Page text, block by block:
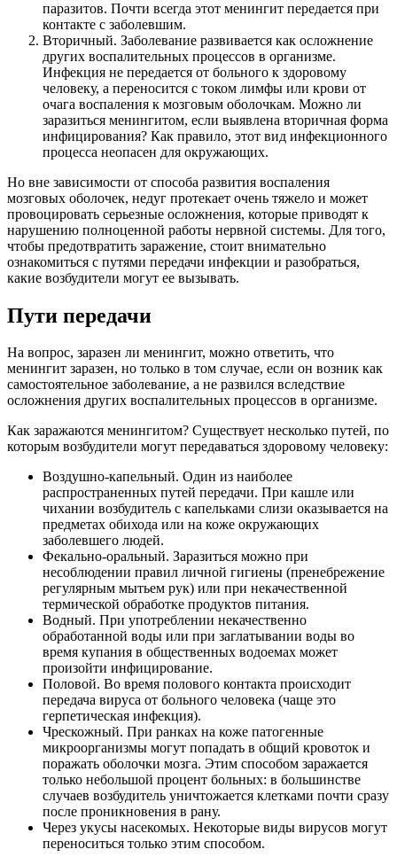
паразитов. Почти всегда этот менингит передается при
контакте с заболевшим.
Вторичный. Заболевание развивается как осложнение
других воспалительных процессов в организме.
Инфекция не передается от больного к здоровому
человеку, а переносится с током лимфы или крови от
очага воспаления к мозговым оболочкам. Можно ли
заразиться менингитом, если выявлена вторичная форма
инфицирования? Как правило, этот вид инфекционного
процесса неопасен для окружающих.
Но вне зависимости от способа развития воспаления
мозговых оболочек, недуг протекает очень тяжело и может
провоцировать серьезные осложнения, которые приводят к
нарушению полноценной работы нервной системы. Для того,
чтобы предотвратить заражение, стоит внимательно
ознакомиться с путями передачи инфекции и разобраться,
какие возбудители могут ее вызывать.
Пути передачи
На вопрос, заразен ли менингит, можно ответить, что
менингит заразен, но только в том случае, если он возник как
самостоятельное заболевание, а не развился вследствие
осложнения других воспалительных процессов в организме.
Как заражаются менингитом? Существует несколько путей, по
которым возбудители могут передаваться здоровому человеку:
Воздушно-капельный. Один из наиболее
распространенных путей передачи. При кашле или
чихании возбудитель с капельками слизи оказывается на
предметах обихода или на коже окружающих
заболевшего людей.
Фекально-оральный. Заразиться можно при
несоблюдении правил личной гигиены (пренебрежение
регулярным мытьем рук) или при некачественной
термической обработке продуктов питания.
Водный. При употреблении некачественно
обработанной воды или при заглатывании воды во
время купания в общественных водоемах может
произойти инфицирование.
Половой. Во время полового контакта происходит
передача вируса от больного человека (чаще это
герпетическая инфекция).
Чрескожный. При ранках на коже патогенные
микроорганизмы могут попадать в общий кровоток и
поражать оболочки мозга. Этим способом заражается
только небольшой процент больных: в большинстве
случаев возбудитель уничтожается клетками почти сразу
после проникновения в рану.
Через укусы насекомых. Некоторые виды вирусов могут
переноситься только этим способом.